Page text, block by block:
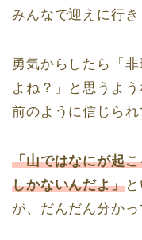
みんなで迎えに行き
勇気からしたら「
よね？」と思うよ
前のように信じられ
「山ではなにが起
しかないんだよ」と
が、だんだん分かっ